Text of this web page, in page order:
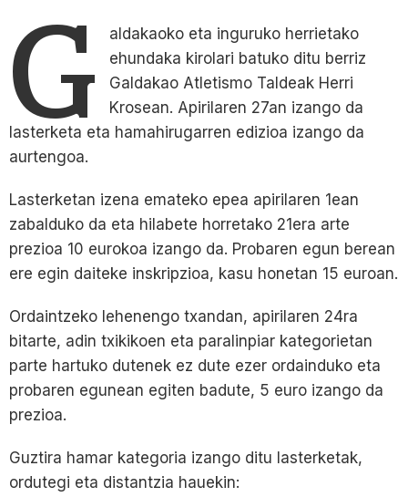
G
aldakaoko eta inguruko herrietako
ehundaka kirolari batuko ditu berriz
Galdakao Atletismo Taldeak Herri
Krosean. Apirilaren 27an izango da
lasterketa eta hamahirugarren edizioa izango da
aurtengoa.
Lasterketan izena emateko epea apirilaren 1ean
zabalduko da eta hilabete horretako 21era arte
prezioa 10 eurokoa izango da. Probaren egun berean
ere egin daiteke inskripzioa, kasu honetan 15 euroan.
Ordaintzeko lehenengo txandan, apirilaren 24ra
bitarte, adin txikikoen eta paralinpiar kategorietan
parte hartuko dutenek ez dute ezer ordainduko eta
probaren egunean egiten badute, 5 euro izango da
prezioa.
Guztira hamar kategoria izango ditu lasterketak,
ordutegi eta distantzia hauekin: